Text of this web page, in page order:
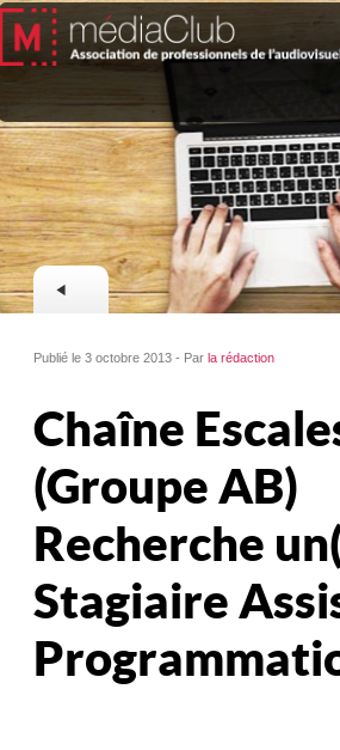
Publié le 3 octobre 2013 - Parla rédaction
Chaîne
(Groupe AB)
Recherche
Stagiaire